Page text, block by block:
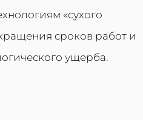
«сухого
сроков работ и
ущерба.